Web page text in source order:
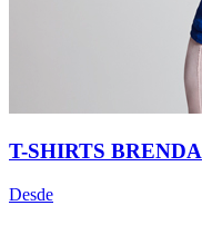
T-SHIRTS BRENDA
Desde